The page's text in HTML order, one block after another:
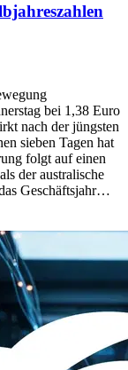
bei 1,38 Euro
nach der jüngsten
sieben Tagen hat
folgt auf einen
der australische
Geschäftsjahr…